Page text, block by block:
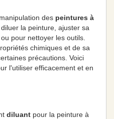
des peintures à
la peinture, ajuster sa
pour nettoyer les outils.
chimiques et de sa
précautions. Voici
l'utiliser efficacement et en
diluant pour la peinture à